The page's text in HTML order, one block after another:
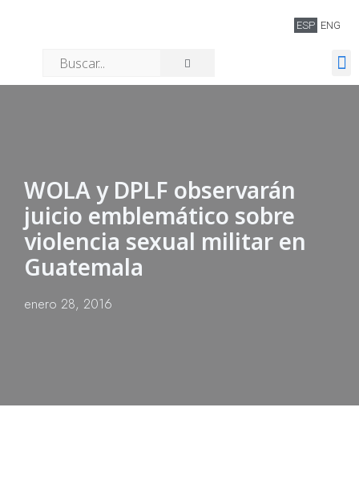
ESP ENG
WOLA y DPLF observarán
juicio emblemático sobre
violencia sexual militar en
Guatemala
enero 28, 2016